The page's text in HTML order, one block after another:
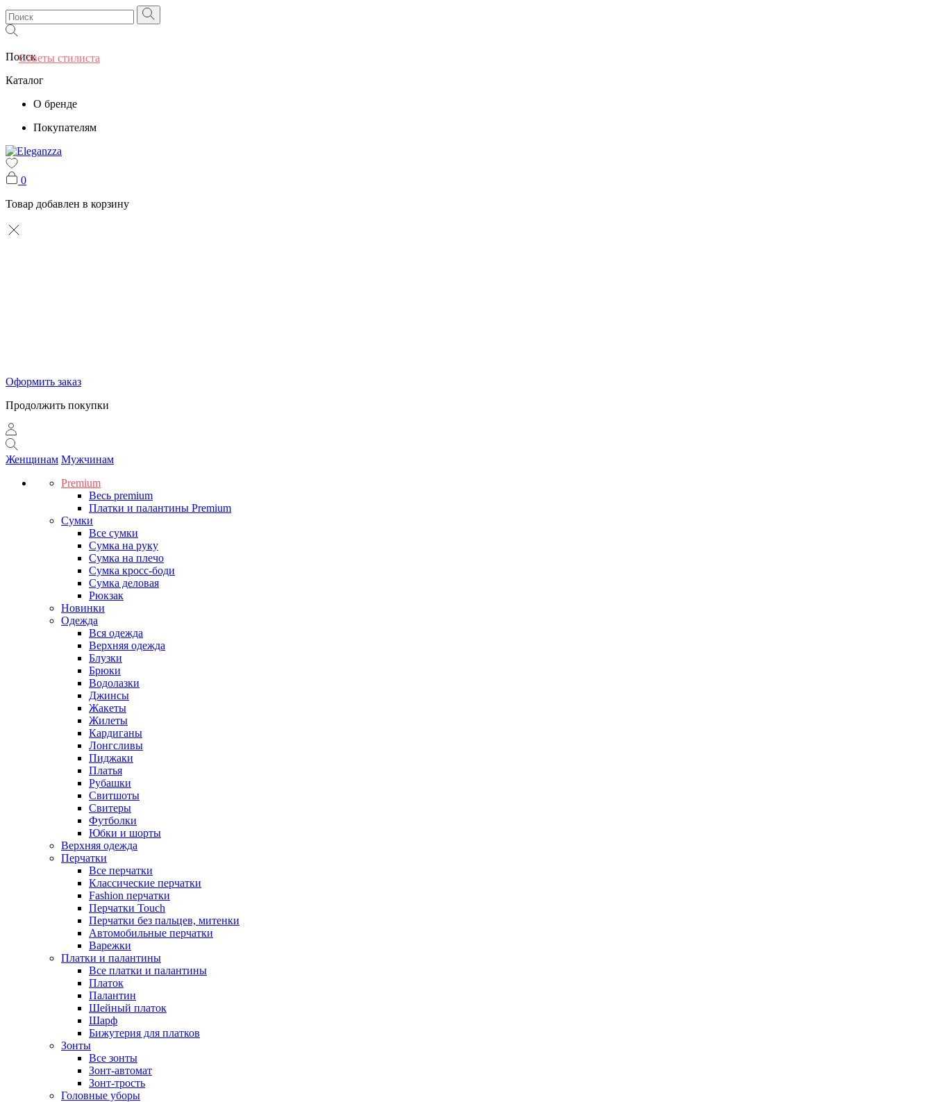
Поиск
Каталог
О бренде
Покупателям
0
Товар добавлен в корзину
Оформить заказ
Продолжить покупки
Женщинам Мужчинам
Советы стилиста
Premium
Весь premium
Платки и палантины Premium
Сумки
Все сумки
Сумка на руку
Сумка на плечо
Сумка кросс-боди
Сумка деловая
Рюкзак
Новинки
Одежда
Вся одежда
Верхняя одежда
Блузки
Брюки
Водолазки
Джинсы
Жакеты
Жилеты
Кардиганы
Лонгсливы
Пиджаки
Платья
Рубашки
Свитшоты
Cвитеры
Футболки
Юбки и шорты
Верхняя одежда
Перчатки
Все перчатки
Классические перчатки
Fashion перчатки
Перчатки Touch
Перчатки без пальцев, митенки
Автомобильные перчатки
Варежки
Платки и палантины
Все платки и палантины
Платок
Палантин
Шейный платок
Шарф
Бижутерия для платков
Зонты
Все зонты
Зонт-автомат
Зонт-трость
Головные уборы